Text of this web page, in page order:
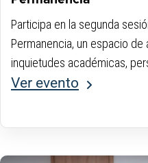
Participa en la segunda
Permanencia, un espacio
inquietudes académicas,
Ver evento